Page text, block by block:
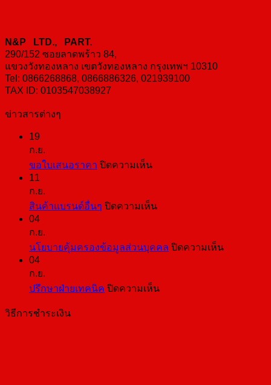
N&P LTD., PART.
290/152 ซอยลาดพร้าว 84,
แขวงวังทองหลาง เขตวังทองหลาง กรุงเทพฯ 10310
Tel: 0866268868, 0866886326, 021939100
TAX ID: 0103547038927
ข่าวสารต่างๆ
19
ก.ย.
ขอใบเสนอราคา ปิดความเห็นบน
เสนอ
11
ก.ย.
สินค้าแบรนด์อื่นๆ ปิดความเห็นบน
รนด์
04
ก.ย.
นโยบายคุ้มครองข้อมูลส่วนบุคคล ปิดความเห็นบน
04
ก.ย.
ปรึกษาฝ่ายเทคนิค ปิดความเห็นบน
วิธีการชำระเงิน